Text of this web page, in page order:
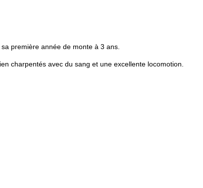
première année de monte à 3 ans.
charpentés avec du sang et une excellente locomotion.